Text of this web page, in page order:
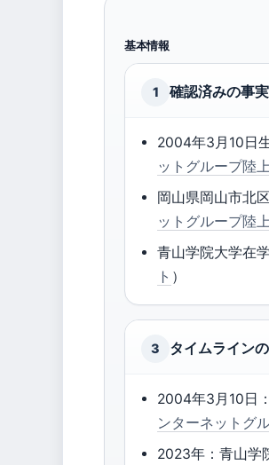
基本情報
1 確認済みの事実
2004年3月10日
ットグループ陸
岡山県岡山市北
ットグループ陸
青山学院大学在
ト ）
3 タイムライン
2004年3月10日
ンターネットグ
2023年：青山学